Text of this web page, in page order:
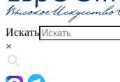
Искать
×